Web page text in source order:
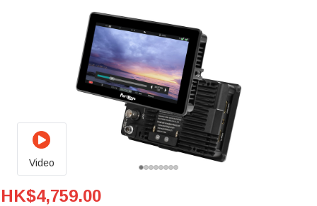
Video
Portkeys BM5IV 5.5" Wide Color Gamut On-
HK$4,759.00